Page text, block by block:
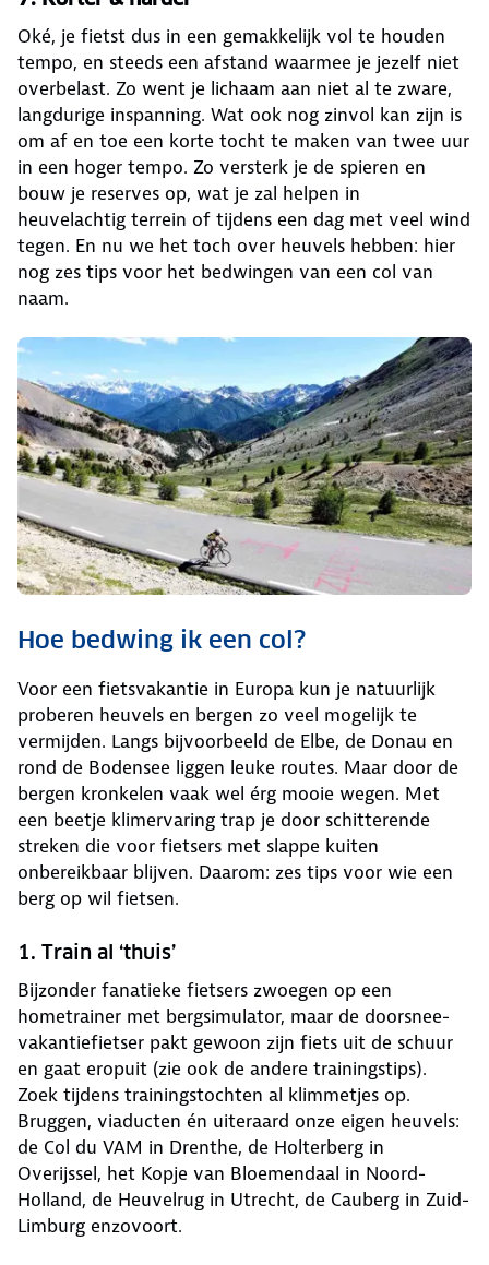
Oké, je fietst dus in een gemakkelijk vol te houden
tempo, en steeds een afstand waarmee je jezelf niet
overbelast. Zo went je lichaam aan niet al te zware,
langdurige inspanning. Wat ook nog zinvol kan zijn is
om af en toe een korte tocht te maken van twee uur
in een hoger tempo. Zo versterk je de spieren en
bouw je reserves op, wat je zal helpen in
heuvelachtig terrein of tijdens een dag met veel wind
tegen. En nu we het toch over heuvels hebben: hier
nog zes tips voor het bedwingen van een col van
naam.
Hoe bedwing ik een col?
Voor een fietsvakantie in Europa kun je natuurlijk
proberen heuvels en bergen zo veel mogelijk te
vermijden. Langs bijvoorbeeld de Elbe, de Donau en
rond de Bodensee liggen leuke routes. Maar door de
bergen kronkelen vaak wel érg mooie wegen. Met
een beetje klimervaring trap je door schitterende
streken die voor fietsers met slappe kuiten
onbereikbaar blijven. Daarom: zes tips voor wie een
berg op wil fietsen.
1. Train al ‘thuis’
Bijzonder fanatieke fietsers zwoegen op een
hometrainer met bergsimulator, maar de doorsnee-
vakantiefietser pakt gewoon zijn fiets uit de schuur
en gaat eropuit (zie ook de andere trainingstips).
Zoek tijdens trainingstochten al klimmetjes op.
Bruggen, viaducten én uiteraard onze eigen heuvels:
de Col du VAM in Drenthe, de Holterberg in
Overijssel, het Kopje van Bloemendaal in Noord-
Holland, de Heuvelrug in Utrecht, de Cauberg in Zuid-
Limburg enzovoort.